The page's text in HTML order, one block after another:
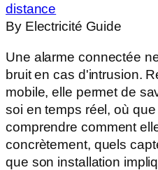
distance
By Electricité Guide
Une alarme connectée
bruit en cas d'intrusion.
mobile, elle permet de
soi en temps réel, où
comprendre comment
concrètement, quels
que son installation